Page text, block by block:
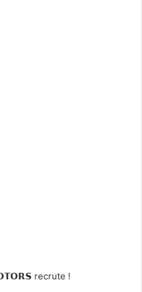
recrute !